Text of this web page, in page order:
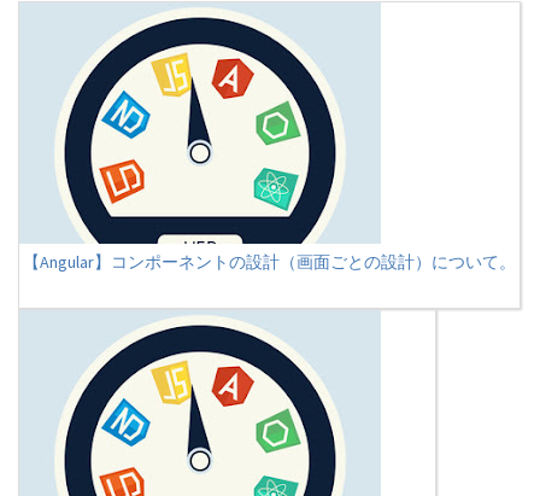
【Angular】コンポーネントの設計（画面ごとの設計）について。